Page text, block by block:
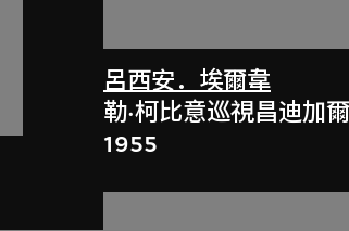
呂西安．埃爾韋
勒·柯比意巡視昌迪加
1955